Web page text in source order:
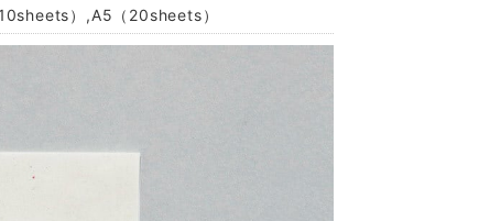
）,A5（20sheets）